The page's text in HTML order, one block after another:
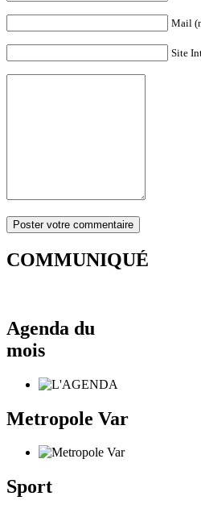
Mail
Site
COMMUNIQUÉ
Agenda du
mois
Metropole Var
Sport